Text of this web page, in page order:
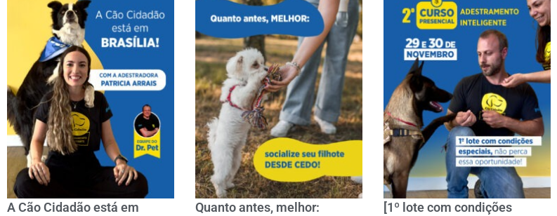
A Cão Cidadão está em
Quanto antes, melhor:
[1º lote com condições